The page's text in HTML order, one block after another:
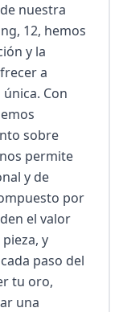
nuestra
12, hemos
y la
a
Con
sobre
permite
y de
por
el valor
y
paso del
tu oro,
una